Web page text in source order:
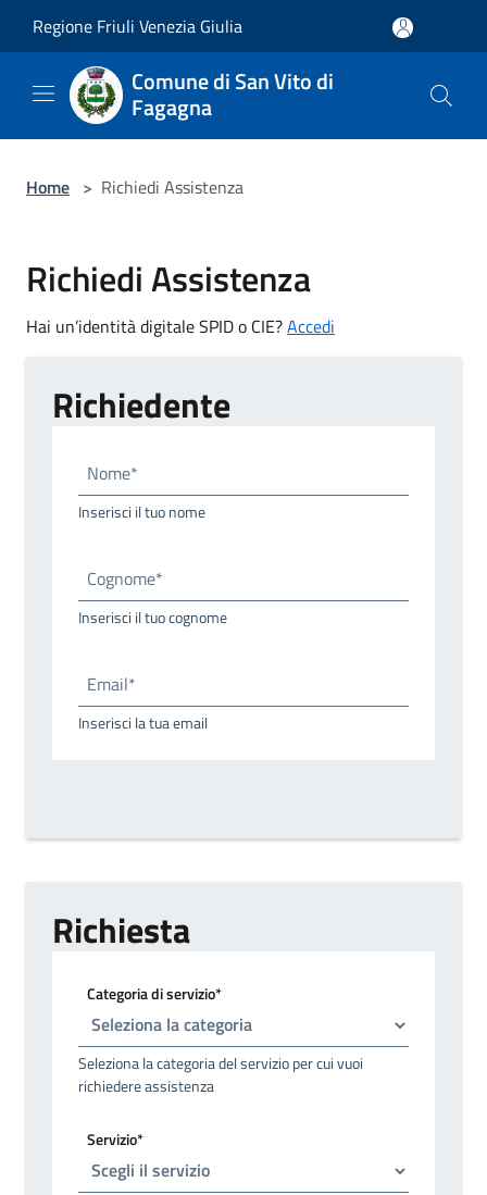
Regione Friuli Venezia Giulia
Comune di San Vito di
Fagagna
Home > Richiedi Assistenza
Richiedi Assistenza
Hai un’identità digitale SPID o CIE?Accedi
Richiedente
Nome*
Inserisci il tuo nome
Cognome*
Inserisci il tuo cognome
Email*
Inserisci la tua email
Richiesta
Categoria di servizio*
Seleziona la categoria del servizio per cui vuoi
richiedere assistenza
Servizio*